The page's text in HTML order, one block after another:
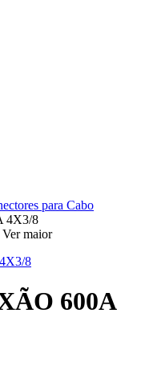
para Cabo
4X3/8
Ver maior
600A